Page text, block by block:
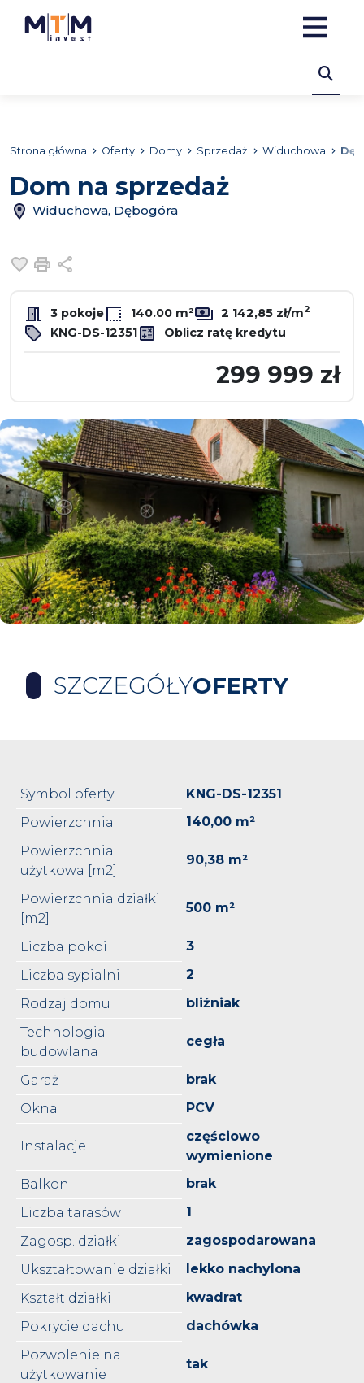
Strona główna Oferty Domy Sprzedaż Widuchowa
Dom na sprzedaż
Widuchowa, Dębogóra
Dodaj do ulubionych
Drukuj
3 pokoje 140.00 m² 2 142,85 zł/m2
KNG-DS-12351 Oblicz ratę kredytu
299 999 zł
SZCZEGÓŁYOFERTY
Symbol oferty
KNG-DS-12351
Powierzchnia
140,00 m²
Powierzchnia
użytkowa [m2]
90,38 m²
Powierzchnia działki
[m2]
500 m²
Liczba pokoi
3
Liczba sypialni
2
Rodzaj domu
bliźniak
Technologia
budowlana
cegła
Garaż
brak
Okna
PCV
Instalacje
częściowo
wymienione
Balkon
brak
Liczba tarasów
1
Zagosp. działki
zagospodarowana
Ukształtowanie działki
lekko nachylona
Kształt działki
kwadrat
Pokrycie dachu
dachówka
Pozwolenie na
użytkowanie
tak